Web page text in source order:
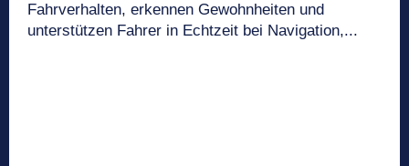
Fahrverhalten, erkennen Gewohnheiten und
unterstützen Fahrer in Echtzeit bei Navigation,...